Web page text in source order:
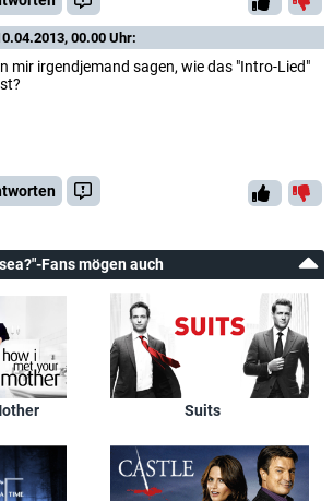
00.00 Uhr:
mir irgendjemand sagen, wie das "Intro-Lied"
Fans mögen auch
Suits